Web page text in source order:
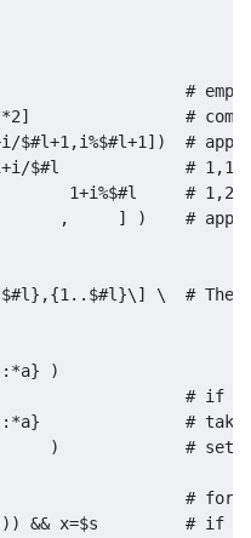
#
#
i /$#l+1,i%$#l+1])  #
$#l             #
1+i%$#l     #
,     ] )    # append
$#l},{1..$#l}\] \  # The
a}
)
# if b is
# take
)             # set b to
# for
)) && x=$s         # if